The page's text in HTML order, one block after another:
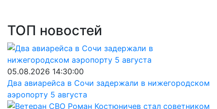
ТОП новостей
05.08.2026 14:30:00
Два авиарейса в Сочи задержали в нижегородском
аэропорту 5 августа